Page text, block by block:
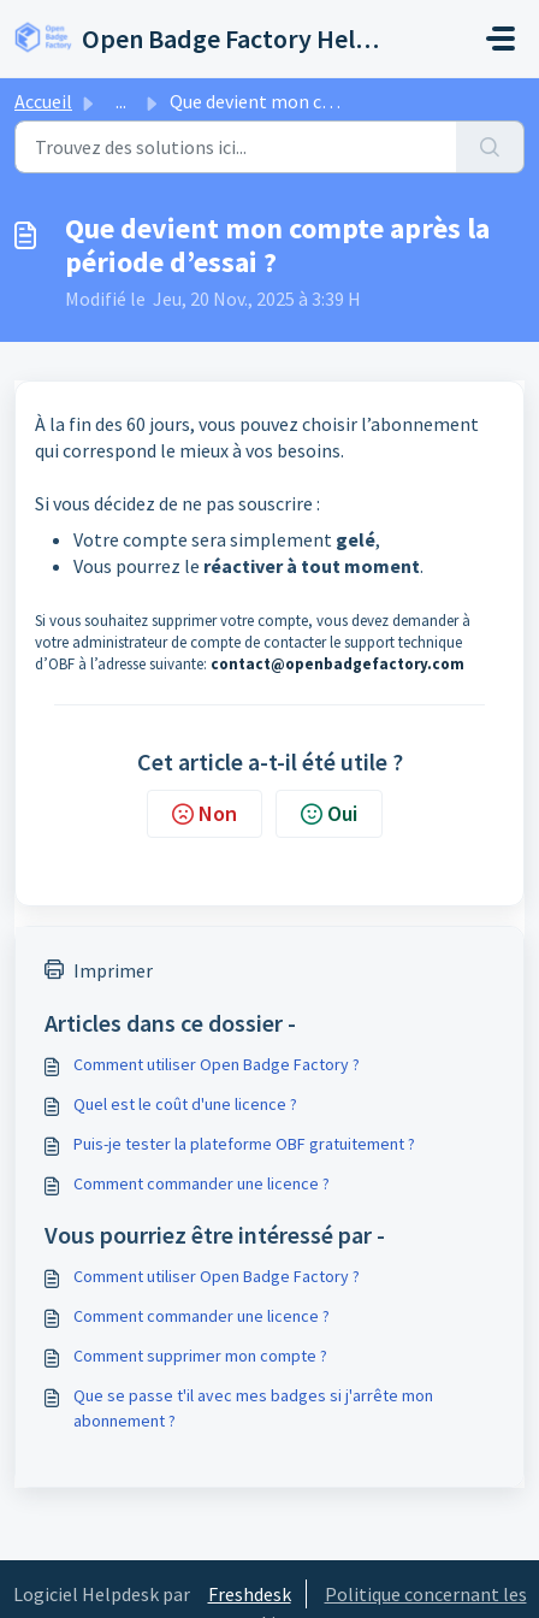
Open Badge Factory Help Center
Accueil ... Que devient mon compte après la période d’essai ?
Que devient mon compte après la
période d’essai ?
Modifié le Jeu, 20 Nov., 2025 à 3:39 H
À la fin des 60 jours, vous pouvez choisir l’abonnement
qui correspond le mieux à vos besoins.
Si vous décidez de ne pas souscrire :
Votre compte sera simplement gelé,
Vous pourrez le réactiver à tout moment.
Si vous souhaitez supprimer votre compte, vous devez demander à
votre administrateur de compte de contacter le support technique
d’OBF à l’adresse suivante: contact@openbadgefactory.com
Cet article a-t-il été utile ?
Non Oui
Imprimer
Articles dans ce dossier -
Comment utiliser Open Badge Factory ?
Quel est le coût d'une licence ?
Puis-je tester la plateforme OBF gratuitement ?
Comment commander une licence ?
Vous pourriez être intéressé par -
Comment utiliser Open Badge Factory ?
Comment commander une licence ?
Comment supprimer mon compte ?
Que se passe t'il avec mes badges si j'arrête mon
abonnement ?
Logiciel Helpdesk par Freshdesk
Politique concernant les